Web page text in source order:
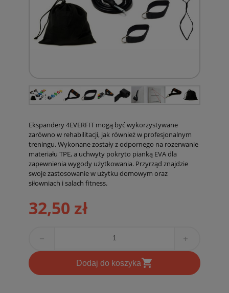
Ekspandery 4EVERFIT mogą być wykorzystywane
zarówno w rehabilitacji, jak również w profesjonalnym
treningu. Wykonane zostały z odpornego na rozerwanie
materiału TPE, a uchwyty pokryto pianką EVA dla
zapewnienia wygody użytkowania. Przyrząd znajdzie
swoje zastosowanie w użytku domowym oraz
siłowniach i salach fitness.
32,50 zł
remove add
Dodaj do koszykashopping_cart